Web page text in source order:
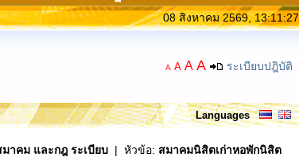
08 สิงหาคม 2569, 13:11:27
A A A A ระเบียบปฎิบัติ
Languages
าคม และกฎ ระเบียบ| หัวข้อ: สมาคมนิสิตเก่าหอพักนิสิต